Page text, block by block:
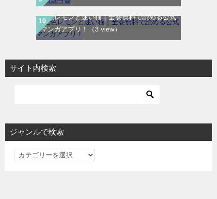
空色レモンと迷い猫｜全巻無料で読める公式
マンガアプリ！
（3 view）
サイト内検索
ジャンルで検索
ジ